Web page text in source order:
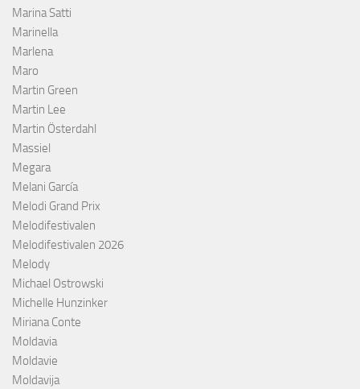
Marina Satti
Marinella
Marlena
Maro
Martin Green
Martin Lee
Martin Österdahl
Massiel
Megara
Melani García
Melodi Grand Prix
Melodifestivalen
Melodifestivalen 2026
Melody
Michael Ostrowski
Michelle Hunzinker
Miriana Conte
Moldavia
Moldavie
Moldavija